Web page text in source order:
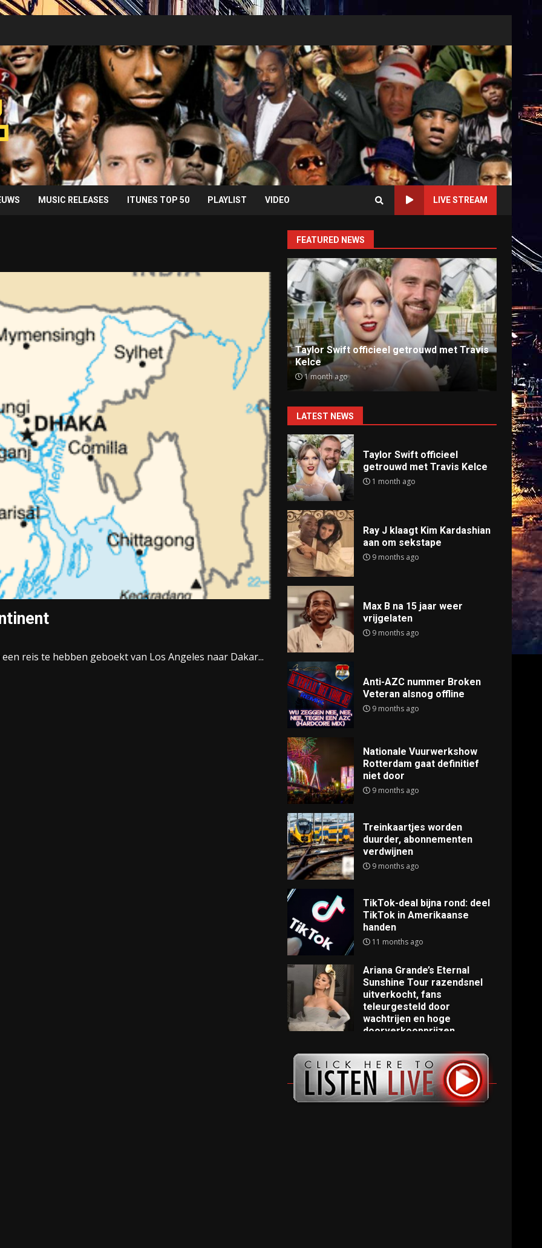
MUSIC RELEASES ITUNES TOP 50 PLAYLIST VIDEO LIVE STREAM
reis te hebben geboekt van Los Angeles naar Dakar...
FEATURED NEWS
Taylor Swift officieel getrouwd met Travis
Kelce
1 month ago
Ray J klaagt Kim Kardashian aan om
sekstape
9 months ago
Anti-
9
LATEST NEWS
Taylor Swift officieel
getrouwd met Travis Kelce
1 month ago
Ray J klaagt Kim Kardashian
aan om sekstape
9 months ago
Max B na 15 jaar weer
vrijgelaten
9 months ago
Anti-AZC nummer Broken
Veteran alsnog offline
9 months ago
Nationale Vuurwerkshow
Rotterdam gaat definitief
niet door
9 months ago
Treinkaartjes worden
duurder, abonnementen
verdwijnen
9 months ago
TikTok-deal bijna rond: deel
TikTok in Amerikaanse
handen
11 months ago
Ariana Grande’s Eternal
Sunshine Tour razendsnel
uitverkocht, fans
teleurgesteld door
wachtrijen en hoge
doorverkoopprijzen